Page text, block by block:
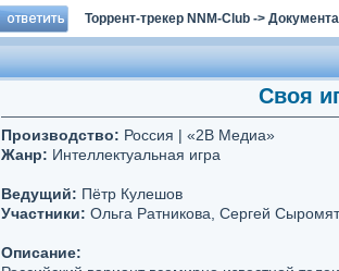
Торрент-трекер NNM-Club ->
Своя
Производство: Россия | «2В Медиа»
Жанр: Интеллектуальная игра
Ведущий: Пётр Кулешов
Участники: Ольга Ратникова, Сергей
Описание: